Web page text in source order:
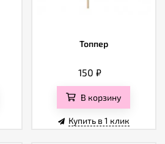
Топпер
150₽
В корзину
Купить в 1 клик